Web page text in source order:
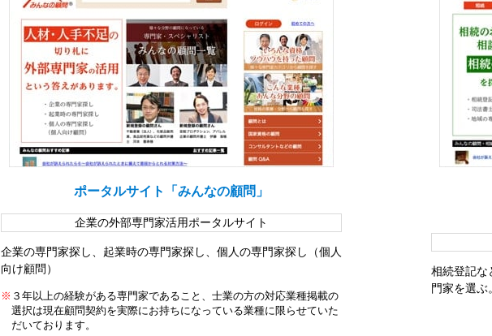
ポータルサイト「みんなの顧問」
企業の外部専門家活用ポータルサイト
企業の専門家探し、起業時の専門家探し、個人の専門家探し（個人
向け顧問）
※ ３年以上の経験がある専門家であること、士業の方の対応業種掲載の
選択は現在顧問契約を実際にお持ちになっている業種に限らせていた
だいております。
相続登記な
門家を選ぶ。